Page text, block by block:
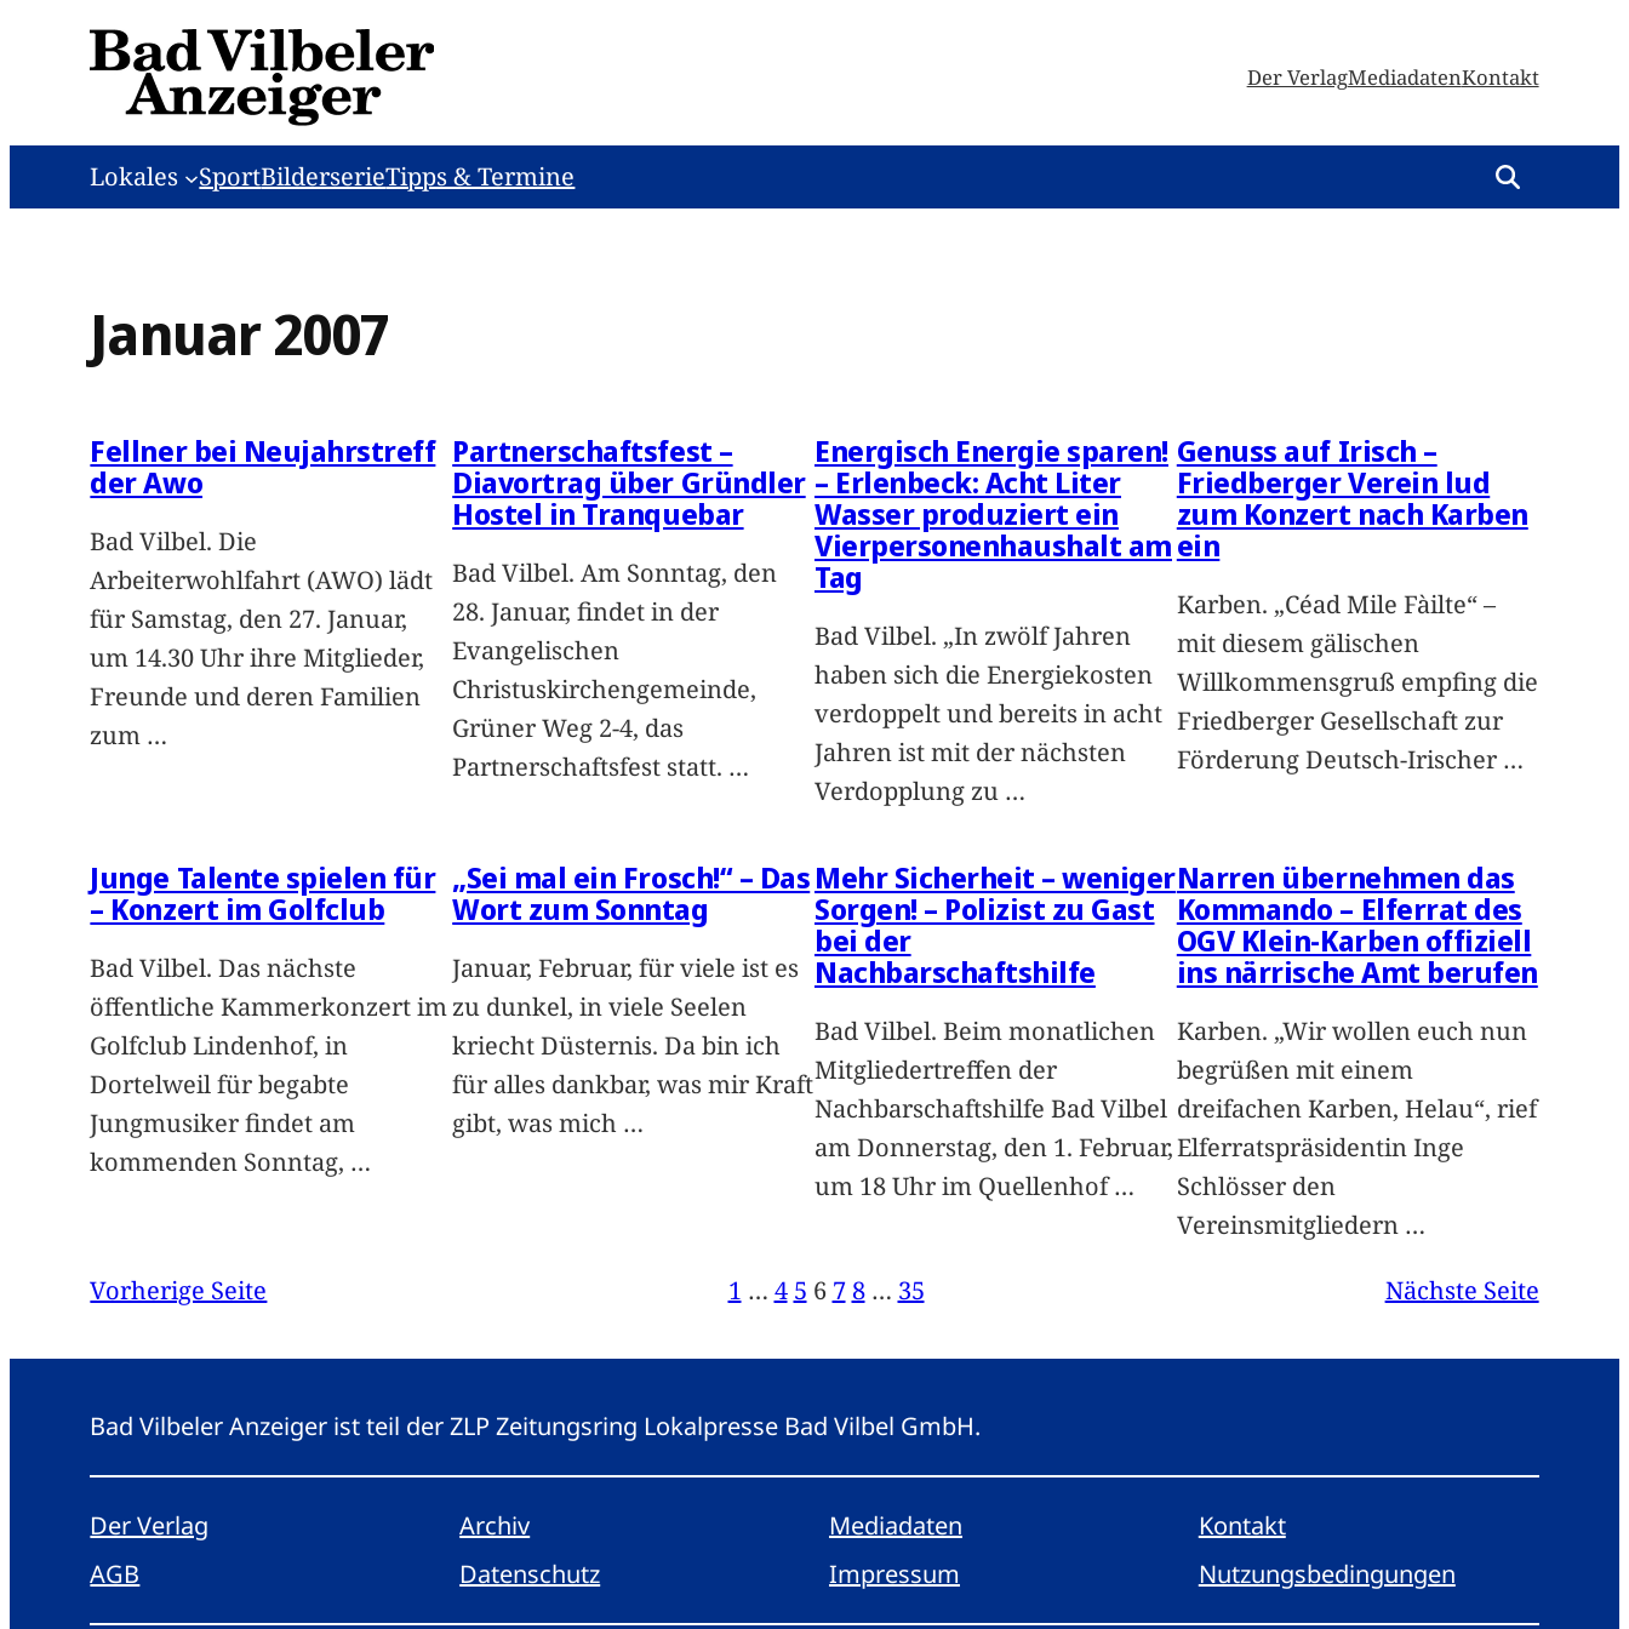
Der VerlagMediadatenKontakt
Lokales SportBilderserieTipps & Termine
Januar 2007
Fellner bei Neujahrstreff
der Awo
Bad Vilbel. Die
Arbeiterwohlfahrt (AWO) lädt
für Samstag, den 27. Januar,
um 14.30 Uhr ihre Mitglieder,
Freunde und deren Familien
zum …
Partnerschaftsfest –
Diavortrag über Gründler
Hostel in Tranquebar
Bad Vilbel. Am Sonntag, den
28. Januar, findet in der
Evangelischen
Christuskirchengemeinde,
Grüner Weg 2-4, das
Partnerschaftsfest statt. …
Energisch Energie sparen!
– Erlenbeck: Acht Liter
Wasser produziert ein
Vierpersonenhaushalt am
Tag
Bad Vilbel. „In zwölf Jahren
haben sich die Energiekosten
verdoppelt und bereits in acht
Jahren ist mit der nächsten
Verdopplung zu …
Genuss auf Irisch –
Friedberger Verein lud
zum Konzert nach Karben
ein
Karben. „Céad Mile Fàilte“ –
mit diesem gälischen
Willkommensgruß empfing die
Friedberger Gesellschaft zur
Förderung Deutsch-Irischer …
Junge Talente spielen für
– Konzert im Golfclub
Bad Vilbel. Das nächste
öffentliche Kammerkonzert im
Golfclub Lindenhof, in
Dortelweil für begabte
Jungmusiker findet am
kommenden Sonntag, …
„Sei mal ein Frosch!“ – Das
Wort zum Sonntag
Januar, Februar, für viele ist es
zu dunkel, in viele Seelen
kriecht Düsternis. Da bin ich
für alles dankbar, was mir Kraft
gibt, was mich …
Mehr Sicherheit – weniger
Sorgen! – Polizist zu Gast
bei der
Nachbarschaftshilfe
Bad Vilbel. Beim monatlichen
Mitgliedertreffen der
Nachbarschaftshilfe Bad Vilbel
am Donnerstag, den 1. Februar,
um 18 Uhr im Quellenhof…
Narren übernehmen das
Kommando – Elferrat des
OGV Klein-Karben offiziell
ins närrische Amt berufen
Karben. „Wir wollen euch nun
begrüßen mit einem
dreifachen Karben, Helau“, rief
Elferratspräsidentin Inge
Schlösser den
Vereinsmitgliedern …
Vorherige Seite
1 … 4 5 6 7 8 … 35 Nächste Seite
Bad Vilbeler Anzeiger ist teil der ZLP Zeitungsring Lokalpresse Bad Vilbel GmbH.
Der Verlag Archiv Mediadaten
Kontakt
AGB
Datenschutz Impressum Nutzungsbedingungen